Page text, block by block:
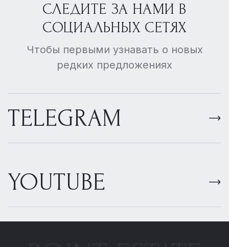
СЛЕДИТЕ ЗА НАМИ В
СОЦИАЛЬНЫХ СЕТЯХ
Чтобы первыми узнавать о новых
редких предложениях
TELEGRAM
YOUTUBE